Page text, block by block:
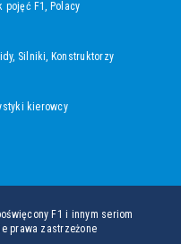
pojęć F1, Polacy
, Silniki, Konstruktorzy
kierowcy
F1 i innym seriom
prawa zastrzeżone